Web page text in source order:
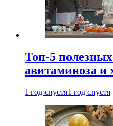
Топ-5
авитаминоза и
1 год спустя1 год спустя